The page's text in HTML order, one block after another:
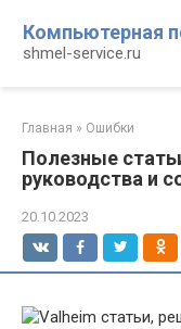
контенту
Компьютерная
shmel-service.ru
Главная » Ошибки
Полезные
руководства и
20.10.2023